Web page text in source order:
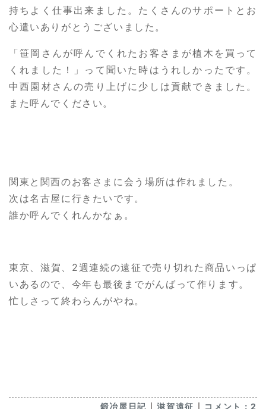
持ちよく仕事出来ました。たくさんのサポートとお
心遣いありがとうございました。
「笹岡さんが呼んでくれたお客さまが植木を買って
くれました！」って聞いた時はうれしかったです。
中西園材さんの売り上げに少しは貢献できました。
また呼んでください。
関東と関西のお客さまに会う場所は作れました。
次は名古屋に行きたいです。
誰か呼んでくれんかなぁ。
東京、滋賀、2週連続の遠征で売り切れた商品いっぱ
いあるので、今年も最後までがんばって作ります。
忙しさって終わらんがやね。
鍛冶屋日記 ｜滋賀遠征 ｜ コメント：2